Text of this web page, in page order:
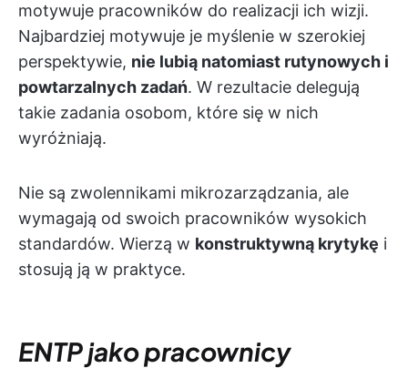
motywuje pracowników do realizacji ich wizji.
Najbardziej motywuje je myślenie w szerokiej
perspektywie, nie lubią natomiast rutynowych i
powtarzalnych zadań. W rezultacie delegują
takie zadania osobom, które się w nich
wyróżniają.
Nie są zwolennikami mikrozarządzania, ale
wymagają od swoich pracowników wysokich
standardów. Wierzą w konstruktywną krytykę i
stosują ją w praktyce.
ENTP jako pracownicy